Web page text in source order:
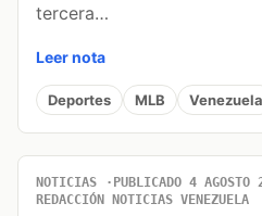
tercera…
Leer nota
Deportes MLB Venezuela
NOTICIAS PUBLICADO 4 AGOSTO
REDACCIÓN NOTICIAS VENEZUELA